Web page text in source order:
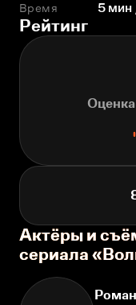
Время 5
Рейтинг
Актёры и
сериала
Роман